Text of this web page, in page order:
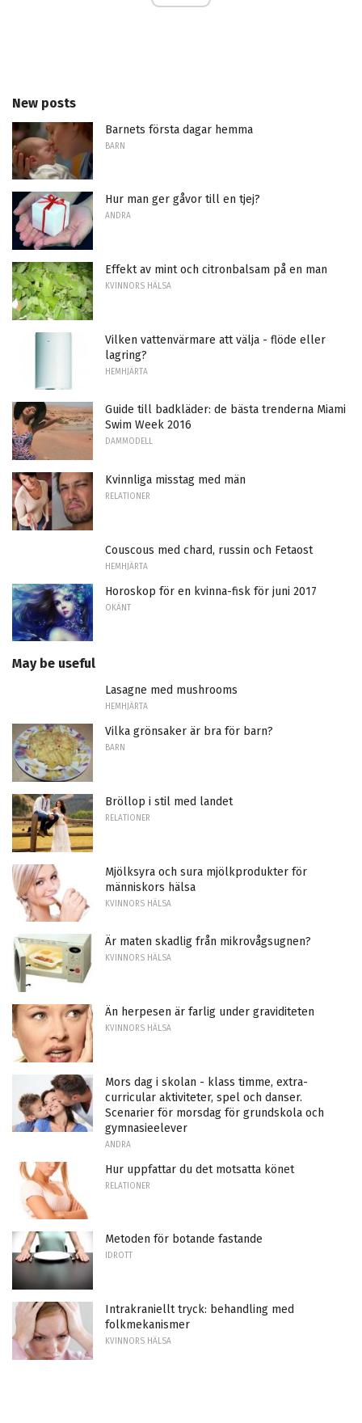
New posts
Barnets första dagar hemma
BARN
Hur man ger gåvor till en tjej?
ANDRA
Effekt av mint och citronbalsam på en man
KVINNORS HÄLSA
Vilken vattenvärmare att välja - flöde eller
lagring?
HEMHJÄRTA
Guide till badkläder: de bästa trenderna Miami
Swim Week 2016
DAMMODELL
Kvinnliga misstag med män
RELATIONER
Couscous med chard, russin och Fetaost
HEMHJÄRTA
Horoskop för en kvinna-fisk för juni 2017
OKÄNT
May be useful
Lasagne med mushrooms
HEMHJÄRTA
Vilka grönsaker är bra för barn?
BARN
Bröllop i stil med landet
RELATIONER
Mjölksyra och sura mjölkprodukter för
människors hälsa
KVINNORS HÄLSA
Är maten skadlig från mikrovågsugnen?
KVINNORS HÄLSA
Än herpesen är farlig under graviditeten
KVINNORS HÄLSA
Mors dag i skolan - klass timme, extra-
curricular aktiviteter, spel och danser.
Scenarier för morsdag för grundskola och
gymnasieelever
ANDRA
Hur uppfattar du det motsatta könet
RELATIONER
Metoden för botande fastande
IDROTT
Intrakraniellt tryck: behandling med
folkmekanismer
KVINNORS HÄLSA